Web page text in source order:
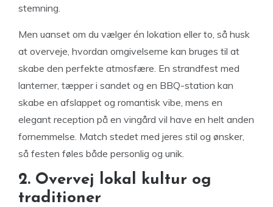
stemning.
Men uanset om du vælger én lokation eller to, så husk
at overveje, hvordan omgivelserne kan bruges til at
skabe den perfekte atmosfære. En strandfest med
lanterner, tæpper i sandet og en BBQ-station kan
skabe en afslappet og romantisk vibe, mens en
elegant reception på en vingård vil have en helt anden
fornemmelse. Match stedet med jeres stil og ønsker,
så festen føles både personlig og unik.
2. Overvej lokal kultur og
traditioner